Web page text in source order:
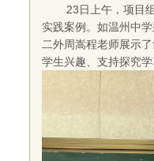
23日上午，项目
实践案例。如温州中
二外周嵩程老师展示
学生兴趣、支持探究